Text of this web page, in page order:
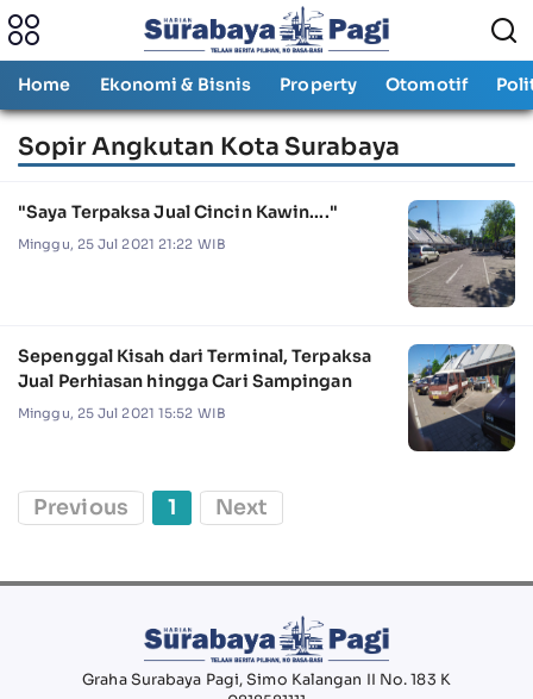
Home Ekonomi & Bisnis Property Otomotif
Sopir Angkutan Kota Surabaya
"Saya Terpaksa Jual Cincin Kawin...."
Minggu, 25 Jul 2021 21:22 WIB
Sepenggal Kisah dari Terminal, Terpaksa
Jual Perhiasan hingga Cari Sampingan
Minggu, 25 Jul 2021 15:52 WIB
Previous 1 Next
Graha Surabaya Pagi, Simo Kalangan II No. 183 K